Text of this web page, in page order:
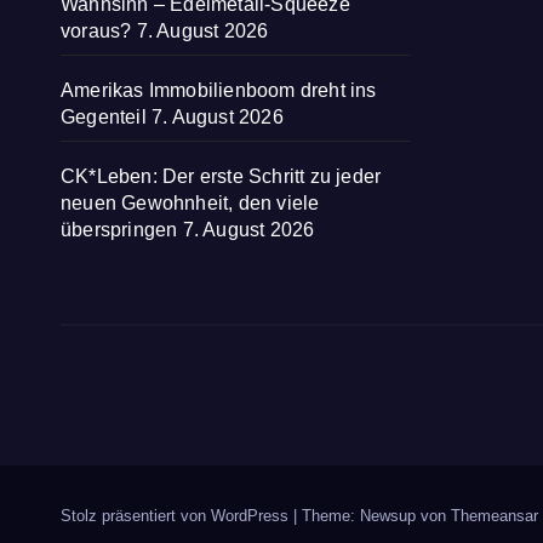
Wahnsinn – Edelmetall-Squeeze
voraus? 7. August 2026
Amerikas Immobilienboom dreht ins
Gegenteil 7. August 2026
CK*Leben: Der erste Schritt zu jeder
neuen Gewohnheit, den viele
überspringen 7. August 2026
Stolz präsentiert von WordPress Theme: Newsup von Themeansar